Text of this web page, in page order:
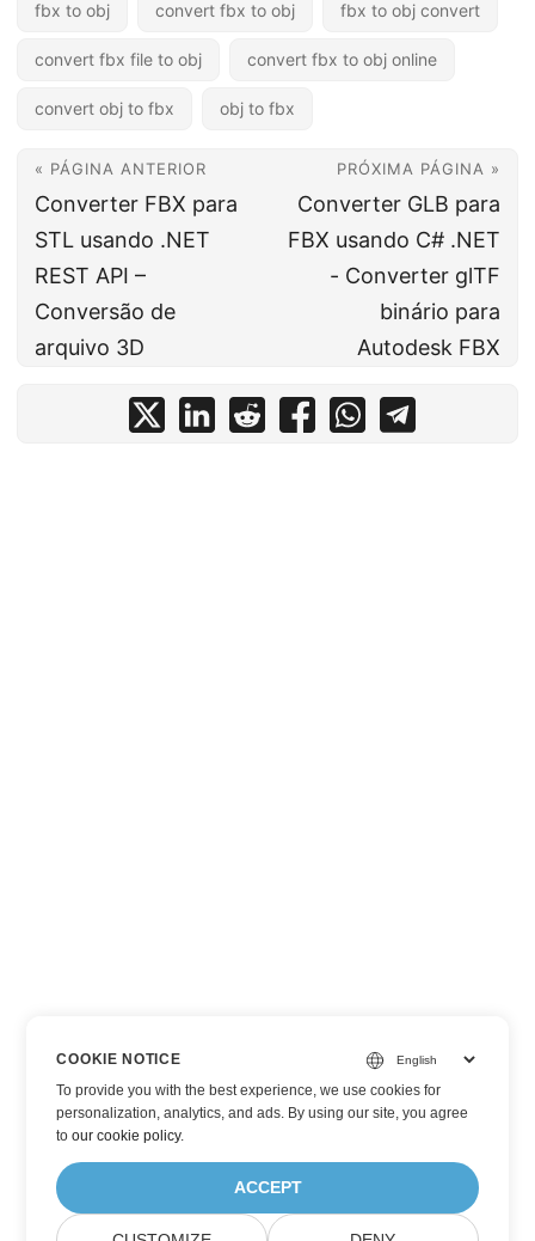
fbx to obj convert fbx to obj fbx to obj convert
convert fbx file to obj convert fbx to obj online
convert obj to fbx obj to fbx
« PÁGINA ANTERIOR
Converter FBX para
STL usando .NET
REST API –
Conversão de
arquivo 3D
PRÓXIMA PÁGINA »
Converter GLB para
FBX usando C# .NET
- Converter glTF
binário para
Autodesk FBX
COOKIE NOTICE
To provide you with the best experience, we use cookies for
personalization, analytics, and ads. By using our site, you agree
toour cookie policy.
ACCEPT